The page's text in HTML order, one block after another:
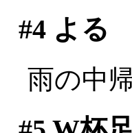
#4よる
雨の中帰